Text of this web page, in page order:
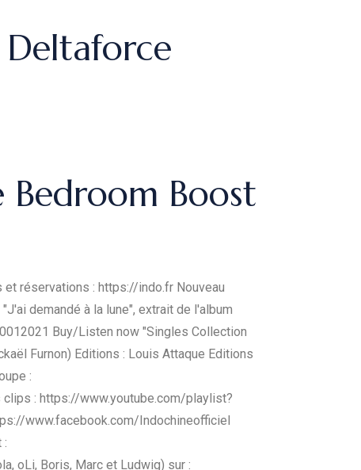
Deltaforce
Bedroom Boost
et réservations : https://indo.fr Nouveau
demandé à la lune", extrait de l'album
Buy/Listen now "Singles Collection
Furnon) Editions : Louis Attaque Editions
:
: https://www.youtube.com/playlist?
www.facebook.com/Indochineofficiel
:
oLi, Boris, Marc et Ludwig) sur :